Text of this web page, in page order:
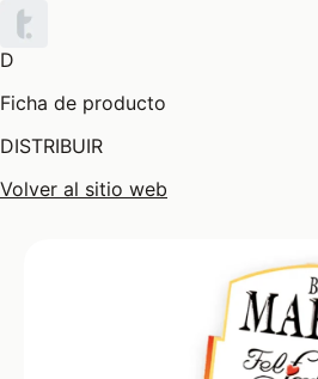
D
Ficha de producto
DISTRIBUIR
Volver al sitio web